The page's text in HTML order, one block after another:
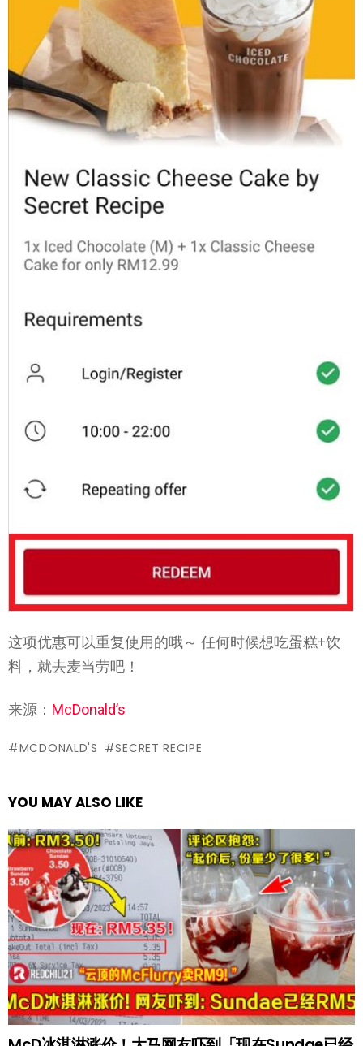
这项优惠可以重复使用的哦～ 任何时候想吃蛋糕+饮
料，就去麦当劳吧！
来源： McDonald’s
MCDONALD'S SECRET RECIPE
YOU MAY ALSO LIKE